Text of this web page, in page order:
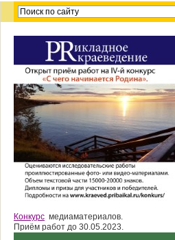
Конкурс медиаматериалов.
Приём работ до 30.05.2023.